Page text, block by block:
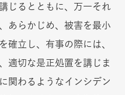
じるとともに、万一それ
あらかじめ、被害を最小
確立し、有事の際には、
適切な是正処置を講じま
関わるようなインシデン